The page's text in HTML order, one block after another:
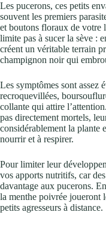
Les pucerons, ces petits
souvent les premiers
et boutons floraux de votre
limite pas à sucer la sève :
créent un véritable terrain
champignon noir qui
Les symptômes sont assez
recroquevillées,
collante qui attire
pas directement mortels,
considérablement la plante
nourrir et à respirer.
Pour limiter leur
vos apports nutritifs, car
davantage aux pucerons.
la menthe poivrée joueront
petits agresseurs à distance.